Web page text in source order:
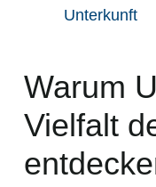
Unterkunft
Warum
Vielfalt